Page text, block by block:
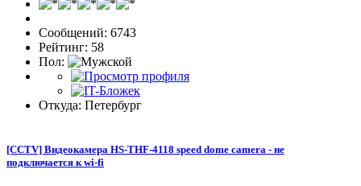
Сообщений: 6743
Рейтинг: 58
Пол:
Откуда: Петербург
[CCTV] Видеокамера HS-THF-4118 speed dome camera - не
подключается к wi-fi